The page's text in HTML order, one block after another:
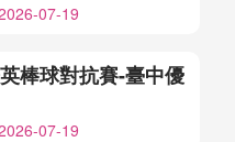
07-19
棒球對抗賽-臺中優
07-19